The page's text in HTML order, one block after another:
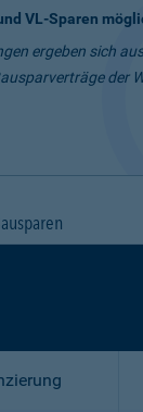
VL-Sparen
ergeben sich
der